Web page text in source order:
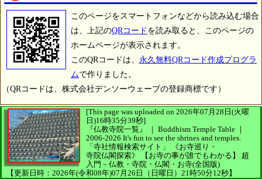
このページをスマートフォンなどから読み込む場合
は、上記のQRコード を読み取ると、このページの
ホームページが表示されます。
このQRコードは、 永久無料QRコード作成プログラ
ムで作りました。
（QRコードは、株式会社デンソーウェーブの登録商標です）
[This page was uploaded on 2026年07月28日(火曜
日)16時35分39秒]
『仏教寺院一覧』 ｜ Buddhism Temple Table ｜
2006-2026 It's fun to see the shrines and temples.
「寺社情報検索サイト」
《お寺巡り・
寺院仏閣探索》
【お寺の事が誰でもわかる】
超
入門－仏教・寺院・仏閣・お寺(全国版)
【更新日時：2026年(令和08年)07月26日（日曜日）21時50分12秒】